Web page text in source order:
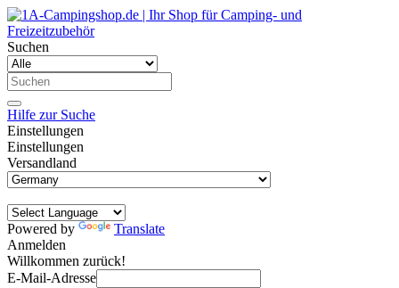
Suchen
Hilfe zur Suche
Einstellungen
Einstellungen
Versandland
Powered by
Translate
Anmelden
Willkommen zurück!
E-Mail-Adresse